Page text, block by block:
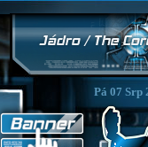
Pá 07 Srp